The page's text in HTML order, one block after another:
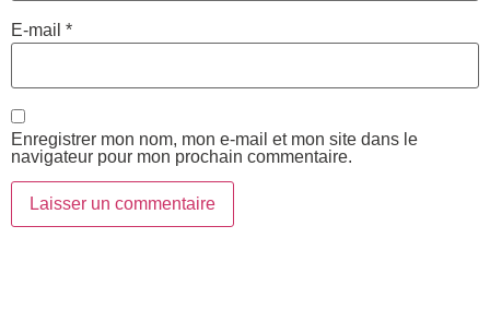
E-mail *
Enregistrer mon nom, mon e-mail et mon site dans le
navigateur pour mon prochain commentaire.